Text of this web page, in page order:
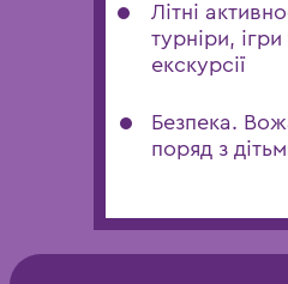
Літні
турніри,
екскурсії
Безпека.
поряд з